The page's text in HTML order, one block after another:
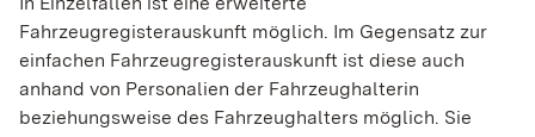
Fahrzeugregisterauskunft möglich. Im Gegensatz zur
einfachen Fahrzeugregisterauskunft ist diese auch
anhand von Personalien der Fahrzeughalterin
beziehungsweise des Fahrzeughalters möglich. Sie